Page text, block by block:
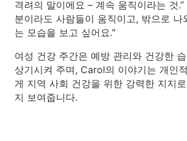
격려의 말이에요 – 계속 움직이라는 것
분이라도 사람들이 움직이고, 밖으로 나
는 모습을 보고 싶어요."
여성 건강 주간은 예방 관리와 건강한
상기시켜 주며, Carol의 이야기는 개인
게 지역 사회 건강을 위한 강력한 지지
지 보여줍니다.